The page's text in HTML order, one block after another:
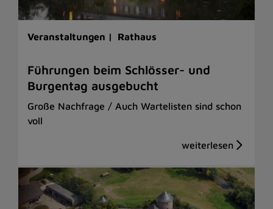
Veranstaltungen | Rathaus
Führungen beim Schlösser- und
Burgentag ausgebucht
Große Nachfrage / Auch Wartelisten sind schon
voll